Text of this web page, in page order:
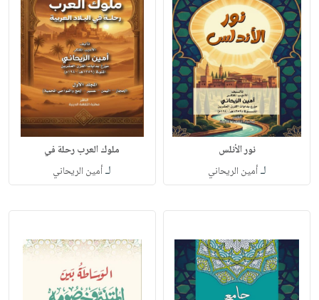
نور الأنلس
لـأمين الريحاني
ملوك العرب رحلة في
لـأمين الريحاني